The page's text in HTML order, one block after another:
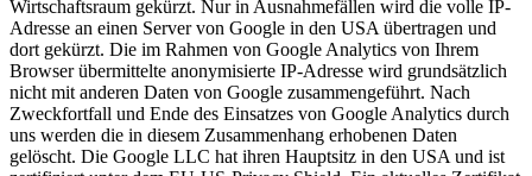
Wirtschaftsraum gekürzt. Nur in Ausnahmefällen wird die volle IP-
Adresse an einen Server von Google in den USA übertragen und
dort gekürzt. Die im Rahmen von Google Analytics von Ihrem
Browser übermittelte anonymisierte IP-Adresse wird grundsätzlich
nicht mit anderen Daten von Google zusammengeführt. Nach
Zweckfortfall und Ende des Einsatzes von Google Analytics durch
uns werden die in diesem Zusammenhang erhobenen Daten
gelöscht. Die Google LLC hat ihren Hauptsitz in den USA und ist